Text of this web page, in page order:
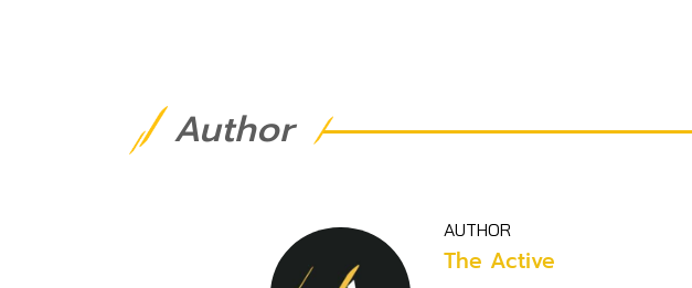
Author
AUTHOR
The Active